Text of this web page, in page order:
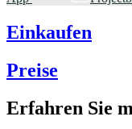
Einkaufen
Preise
Erfahren Sie